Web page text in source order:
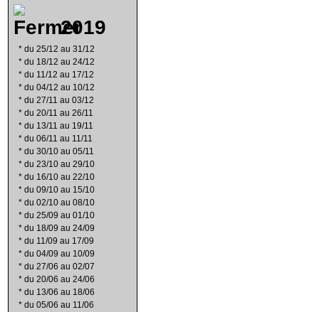
2019
* du 25/12 au 31/12
* du 18/12 au 24/12
* du 11/12 au 17/12
* du 04/12 au 10/12
* du 27/11 au 03/12
* du 20/11 au 26/11
* du 13/11 au 19/11
* du 06/11 au 11/11
* du 30/10 au 05/11
* du 23/10 au 29/10
* du 16/10 au 22/10
* du 09/10 au 15/10
* du 02/10 au 08/10
* du 25/09 au 01/10
* du 18/09 au 24/09
* du 11/09 au 17/09
* du 04/09 au 10/09
* du 27/06 au 02/07
* du 20/06 au 24/06
* du 13/06 au 18/06
* du 05/06 au 11/06